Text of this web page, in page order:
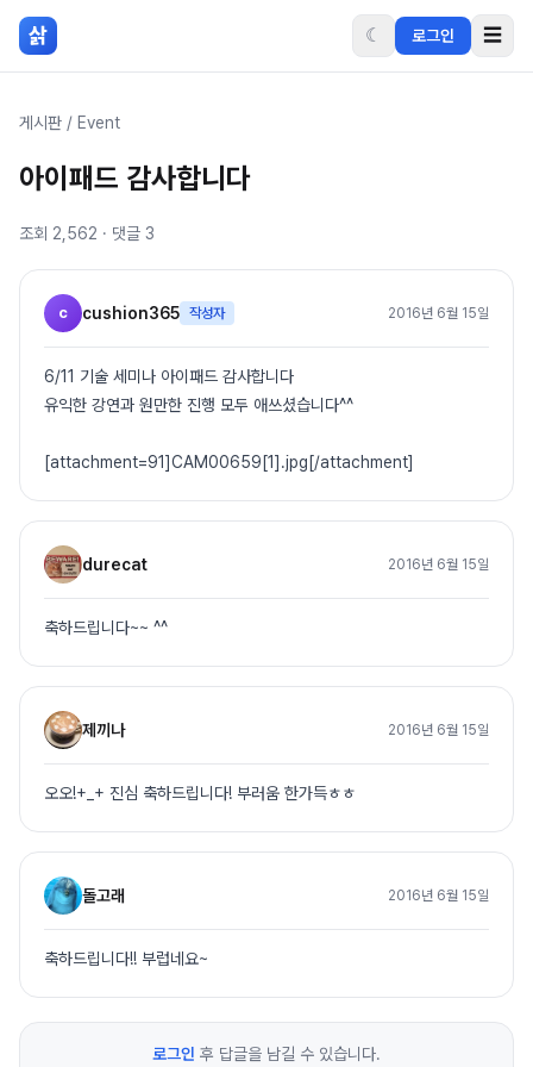
본문 바로가기
삵 ☾ 로그인 ☰
게시판 / Event
아이패드 감사합니다
조회 2,562 · 댓글 3
c cushion365 작성자 2016년 6월 15일
6/11 기술 세미나 아이패드 감사합니다
유익한 강연과 원만한 진행 모두 애쓰셨습니다^^
[attachment=91]CAM00659[1].jpg[/attachment]
durecat 2016년 6월 15일
축하드립니다~~ ^^
제끼나 2016년 6월 15일
오오!+_+ 진심 축하드립니다! 부러움 한가득ㅎㅎ
돌고래 2016년 6월 15일
축하드립니다!! 부럽네요~
로그인 후 답글을 남길 수 있습니다.